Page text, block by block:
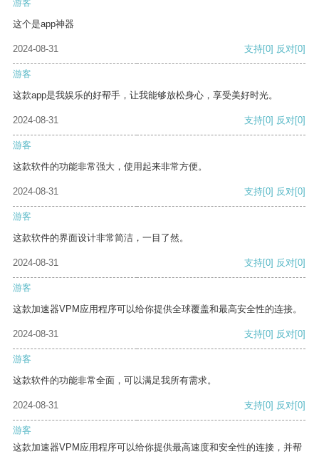
游客
这个是app神器
2024-08-31 支持[0] 反对[0]
游客
这款app是我娱乐的好帮手，让我能够放松身心，享受美好时光。
2024-08-31 支持[0] 反对[0]
游客
这款软件的功能非常强大，使用起来非常方便。
2024-08-31 支持[0] 反对[0]
游客
这款软件的界面设计非常简洁，一目了然。
2024-08-31 支持[0] 反对[0]
游客
这款加速器VPM应用程序可以给你提供全球覆盖和最高安全性的连接。
2024-08-31 支持[0] 反对[0]
游客
这款软件的功能非常全面，可以满足我所有需求。
2024-08-31 支持[0] 反对[0]
游客
这款加速器VPM应用程序可以给你提供最高速度和安全性的连接，并帮